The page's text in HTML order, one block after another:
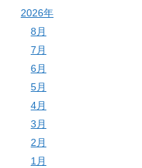
2026年
8月
7月
6月
5月
4月
3月
2月
1月